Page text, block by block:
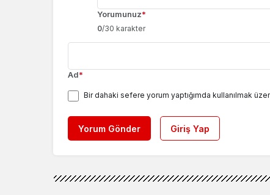
Yorumunuz*
0/30 karakter
Ad*
Bir dahaki sefere yorum yaptığımda kullanılmak
Yorum Gönder Giriş Yap